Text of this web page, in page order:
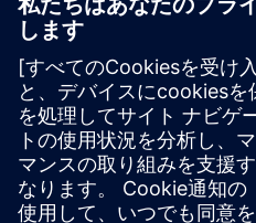
水素パフォー
トによるエネ
ホワイトペーパーをダウ